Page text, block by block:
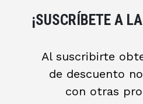
¡SUSCRÍBETE A
Al suscribirte
de descuento
con otras